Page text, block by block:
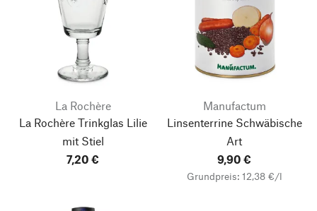
La Rochère
La Rochère Trinkglas Lilie
mit Stiel
7,20 €
Manufactum
Linsenterrine Schwäbische
Art
9,90 €
Grundpreis: 12,38 €/l